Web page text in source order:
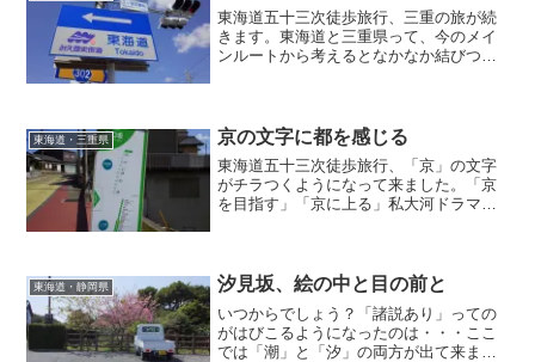
東海道五十三次徒歩旅行、三重の旅が続
きます。東海道と三重県って、今のメイ
ンルートから考えるとなかなか結びつき
東海道・三重県 京の文字に都を感じる
東海道五十三次徒歩旅行、「京」の文字
がチラつくようになって来ました。「京
を目指す」「京に上る」私大河ドラマ好
「京」にはなにか強く惹かれるものを感
じます。
東海道・静岡県 汐見坂、絵の中と目の前と
いつからでしょう？「諸説あり」っての
がはびこるようになったのは・・・ここ
では「潮」と「汐」の両方が出て来まし